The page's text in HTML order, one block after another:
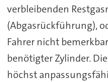
verbleibenden
(Abgasrückführung),
Fahrer nicht
benötigter Zylinder.
höchst